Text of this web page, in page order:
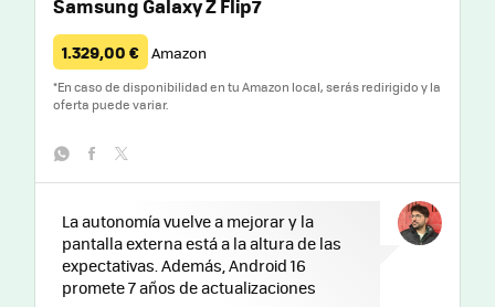
1.329,00 € Amazon
*En caso de disponibilidad en tu Amazon local, serás redirigido y la
oferta puede variar.
La autonomía vuelve a mejorar y la
pantalla externa está a la altura de las
expectativas. Además, Android 16
promete 7 años de actualizaciones